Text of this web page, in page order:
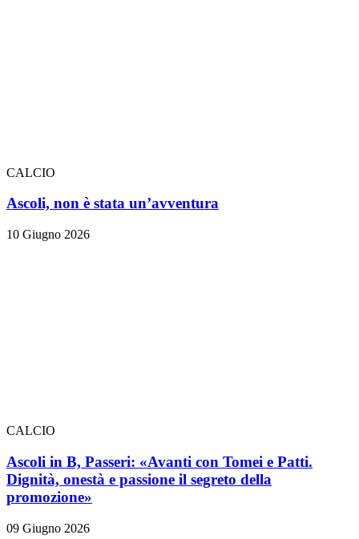
CALCIO
Ascoli, non è stata un’avventura
10 Giugno 2026
CALCIO
Ascoli in B, Passeri: «Avanti con Tomei e Patti.
Dignità, onestà e passione il segreto della
promozione»
09 Giugno 2026